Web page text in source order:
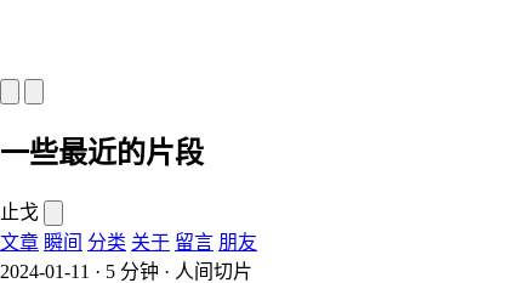
一些最近的片段
止戈
文章 瞬间 分类 关于 留言 朋友
2024-01-11 · 5 分钟 · 人间切片